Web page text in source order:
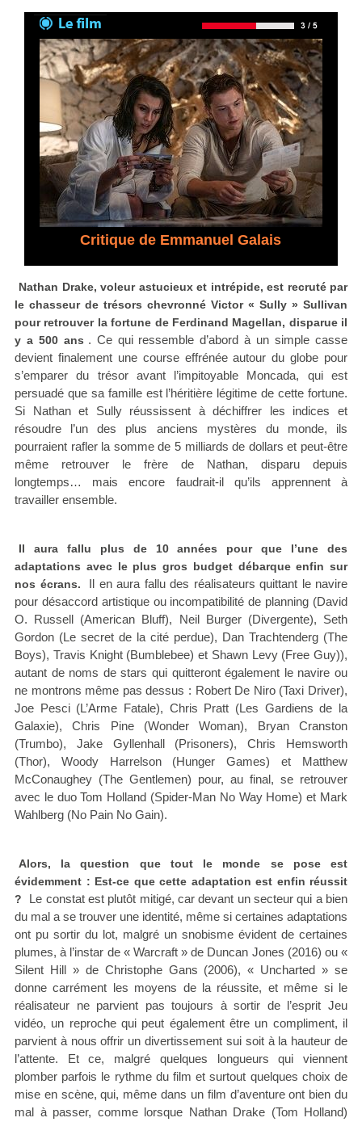
Critique de Emmanuel Galais
Nathan Drake, voleur astucieux et intrépide, est recruté par
le chasseur de trésors chevronné Victor « Sully » Sullivan
pour retrouver la fortune de Ferdinand Magellan, disparue il
y a 500 ans . Ce qui ressemble d’abord à un simple casse
devient finalement une course effrénée autour du globe pour
s’emparer du trésor avant l’impitoyable Moncada, qui est
persuadé que sa famille est l’héritière légitime de cette fortune.
Si Nathan et Sully réussissent à déchiffrer les indices et
résoudre l’un des plus anciens mystères du monde, ils
pourraient rafler la somme de 5 milliards de dollars et peut-être
même retrouver le frère de Nathan, disparu depuis
longtemps… mais encore faudrait-il qu’ils apprennent à
travailler ensemble.
Il aura fallu plus de 10 années pour que l’une des
adaptations avec le plus gros budget débarque enfin sur
nos écrans.
Il en aura fallu des réalisateurs quittant le navire
pour désaccord artistique ou incompatibilité de planning (David
O. Russell (American Bluff), Neil Burger (Divergente), Seth
Gordon (Le secret de la cité perdue), Dan Trachtenderg (The
Boys), Travis Knight (Bumblebee) et Shawn Levy (Free Guy)),
autant de noms de stars qui quitteront également le navire ou
ne montrons même pas dessus : Robert De Niro (Taxi Driver),
Joe Pesci (L’Arme Fatale), Chris Pratt (Les Gardiens de la
Galaxie), Chris Pine (Wonder Woman), Bryan Cranston
(Trumbo), Jake Gyllenhall (Prisoners), Chris Hemsworth
(Thor), Woody Harrelson (Hunger Games) et Matthew
McConaughey (The Gentlemen) pour, au final, se retrouver
avec le duo Tom Holland (Spider-Man No Way Home) et Mark
Wahlberg (No Pain No Gain).
Alors, la question que tout le monde se pose est
évidemment : Est-ce que cette adaptation est enfin réussit
?
Le constat est plutôt mitigé, car devant un secteur qui a bien
du mal a se trouver une identité, même si certaines adaptations
ont pu sortir du lot, malgré un snobisme évident de certaines
plumes, à l’instar de « Warcraft » de Duncan Jones (2016) ou «
Silent Hill » de Christophe Gans (2006), « Uncharted » se
donne carrément les moyens de la réussite, et même si le
réalisateur ne parvient pas toujours à sortir de l’esprit Jeu
vidéo, un reproche qui peut également être un compliment, il
parvient à nous offrir un divertissement sui soit à la hauteur de
l’attente. Et ce, malgré quelques longueurs qui viennent
plomber parfois le rythme du film et surtout quelques choix de
mise en scène, qui, même dans un film d’aventure ont bien du
mal à passer, comme lorsque Nathan Drake (Tom Holland)